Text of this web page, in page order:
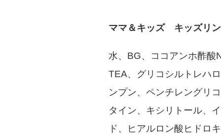
ママ＆キッズ キッズリ
水、BG、ココアンホ酢酸
TEA、グリコシルトレハ
ンプン、ペンチレングリ
タイン、キシリトール、
ド、ヒアルロン酸ヒドロ